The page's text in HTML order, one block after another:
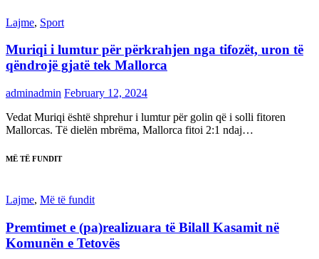
Lajme, Sport
Muriqi i lumtur për përkrahjen nga tifozët, uron të
qëndrojë gjatë tek Mallorca
adminadmin February 12, 2024
Vedat Muriqi është shprehur i lumtur për golin që i solli fitoren
Mallorcas. Të dielën mbrëma, Mallorca fitoi 2:1 ndaj…
MË TË FUNDIT
Lajme, Më të fundit
Premtimet e (pa)realizuara të Bilall Kasamit në
Komunën e Tetovës